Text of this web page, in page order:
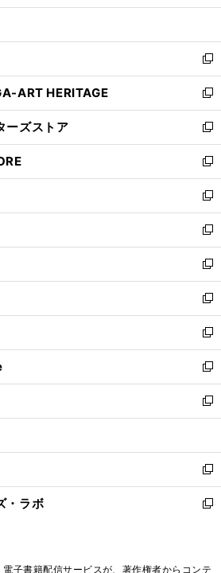
開
ン
ウ
で
開
く
ウ
ン
ド
ウ
で
開
く
新
し
い
ウ
ィ
ン
ド
ウ
で
開
く
ART HERITAGE
新
し
い
ウ
ィ
ン
ド
ウ
で
開
く
ーズストア
新
し
い
ウ
ィ
ン
ド
ウ
で
開
く
新
し
い
ウ
ィ
ン
ド
ウ
で
開
く
新
し
い
ウ
ィ
ン
ド
ウ
で
開
く
新
し
い
ウ
ィ
ン
ド
ウ
で
開
く
新
し
い
ウ
ィ
ン
ド
ウ
で
開
新
し
い
ウ
ィ
ン
ド
ウ
開
く
新
し
い
ウ
ィ
ン
ウ
で
開
く
新
し
い
ウ
ン
ド
ウ
で
新
し
ウ
ィ
ン
ド
新
し
い
・ラボ
新
子書籍配信サービスが、著作権者からコンテ